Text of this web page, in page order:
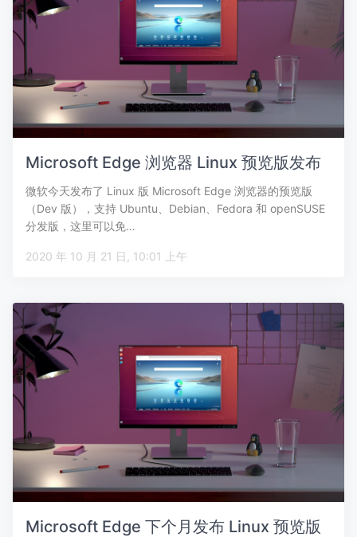
Microsoft Edge 浏览器 Linux 预览版发布
微软今天发布了 Linux 版 Microsoft Edge 浏览器的预览版
（Dev 版），支持 Ubuntu、Debian、Fedora 和 openSUSE
分发版，这里可以免…
2020 年 10 月 21 日, 10:01 上午
Microsoft Edge 下个月发布 Linux 预览版